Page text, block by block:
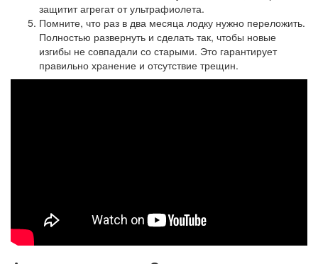
защитит агрегат от ультрафиолета.
Помните, что раз в два месяца лодку нужно переложить.
Полностью развернуть и сделать так, чтобы новые
изгибы не совпадали со старыми. Это гарантирует
правильно хранение и отсутствие трещин.